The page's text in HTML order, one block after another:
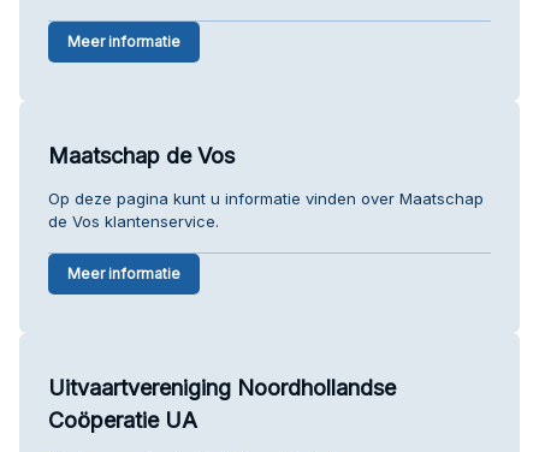
Meer informatie
Maatschap de Vos
Op deze pagina kunt u informatie vinden over Maatschap
de Vos klantenservice.
Meer informatie
Uitvaartvereniging Noordhollandse
Coöperatie UA